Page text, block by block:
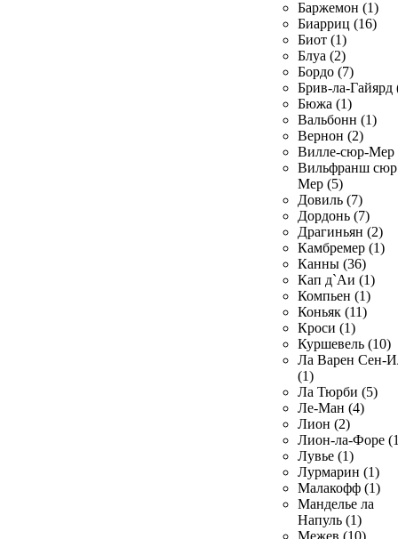
Баржемон (1)
Биарриц (16)
Биот (1)
Блуа (2)
Бордо (7)
Брив-ла-Гайярд
Бюжа (1)
Вальбонн (1)
Вернон (2)
Вилле-сюр-Мер
Вильфранш сюр
Мер (5)
Довиль (7)
Дордонь (7)
Драгиньян (2)
Камбремер (1)
Канны (36)
Кап д`Аи (1)
Компьен (1)
Коньяк (11)
Кроси (1)
Куршевель (10)
Ла Варен Сен-
(1)
Ла Тюрби (5)
Ле-Ман (4)
Лион (2)
Лион-ла-Форе
Лувье (1)
Лурмарин (1)
Малакофф (1)
Манделье ла
Напуль (1)
Межев (10)